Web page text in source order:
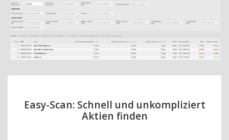
Easy-Scan: Schnell und unkompliziert
Aktien finden